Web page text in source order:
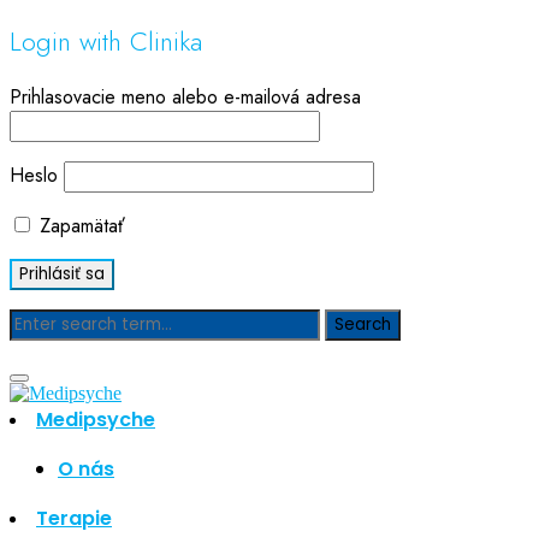
Login with Clinika
Prihlasovacie meno alebo e-mailová adresa
Heslo
Zapamätať
Medipsyche
O nás
Terapie
Blog
Hľadať
Najnovšie články